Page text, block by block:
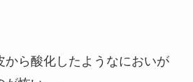
から酸化したようなにおいが